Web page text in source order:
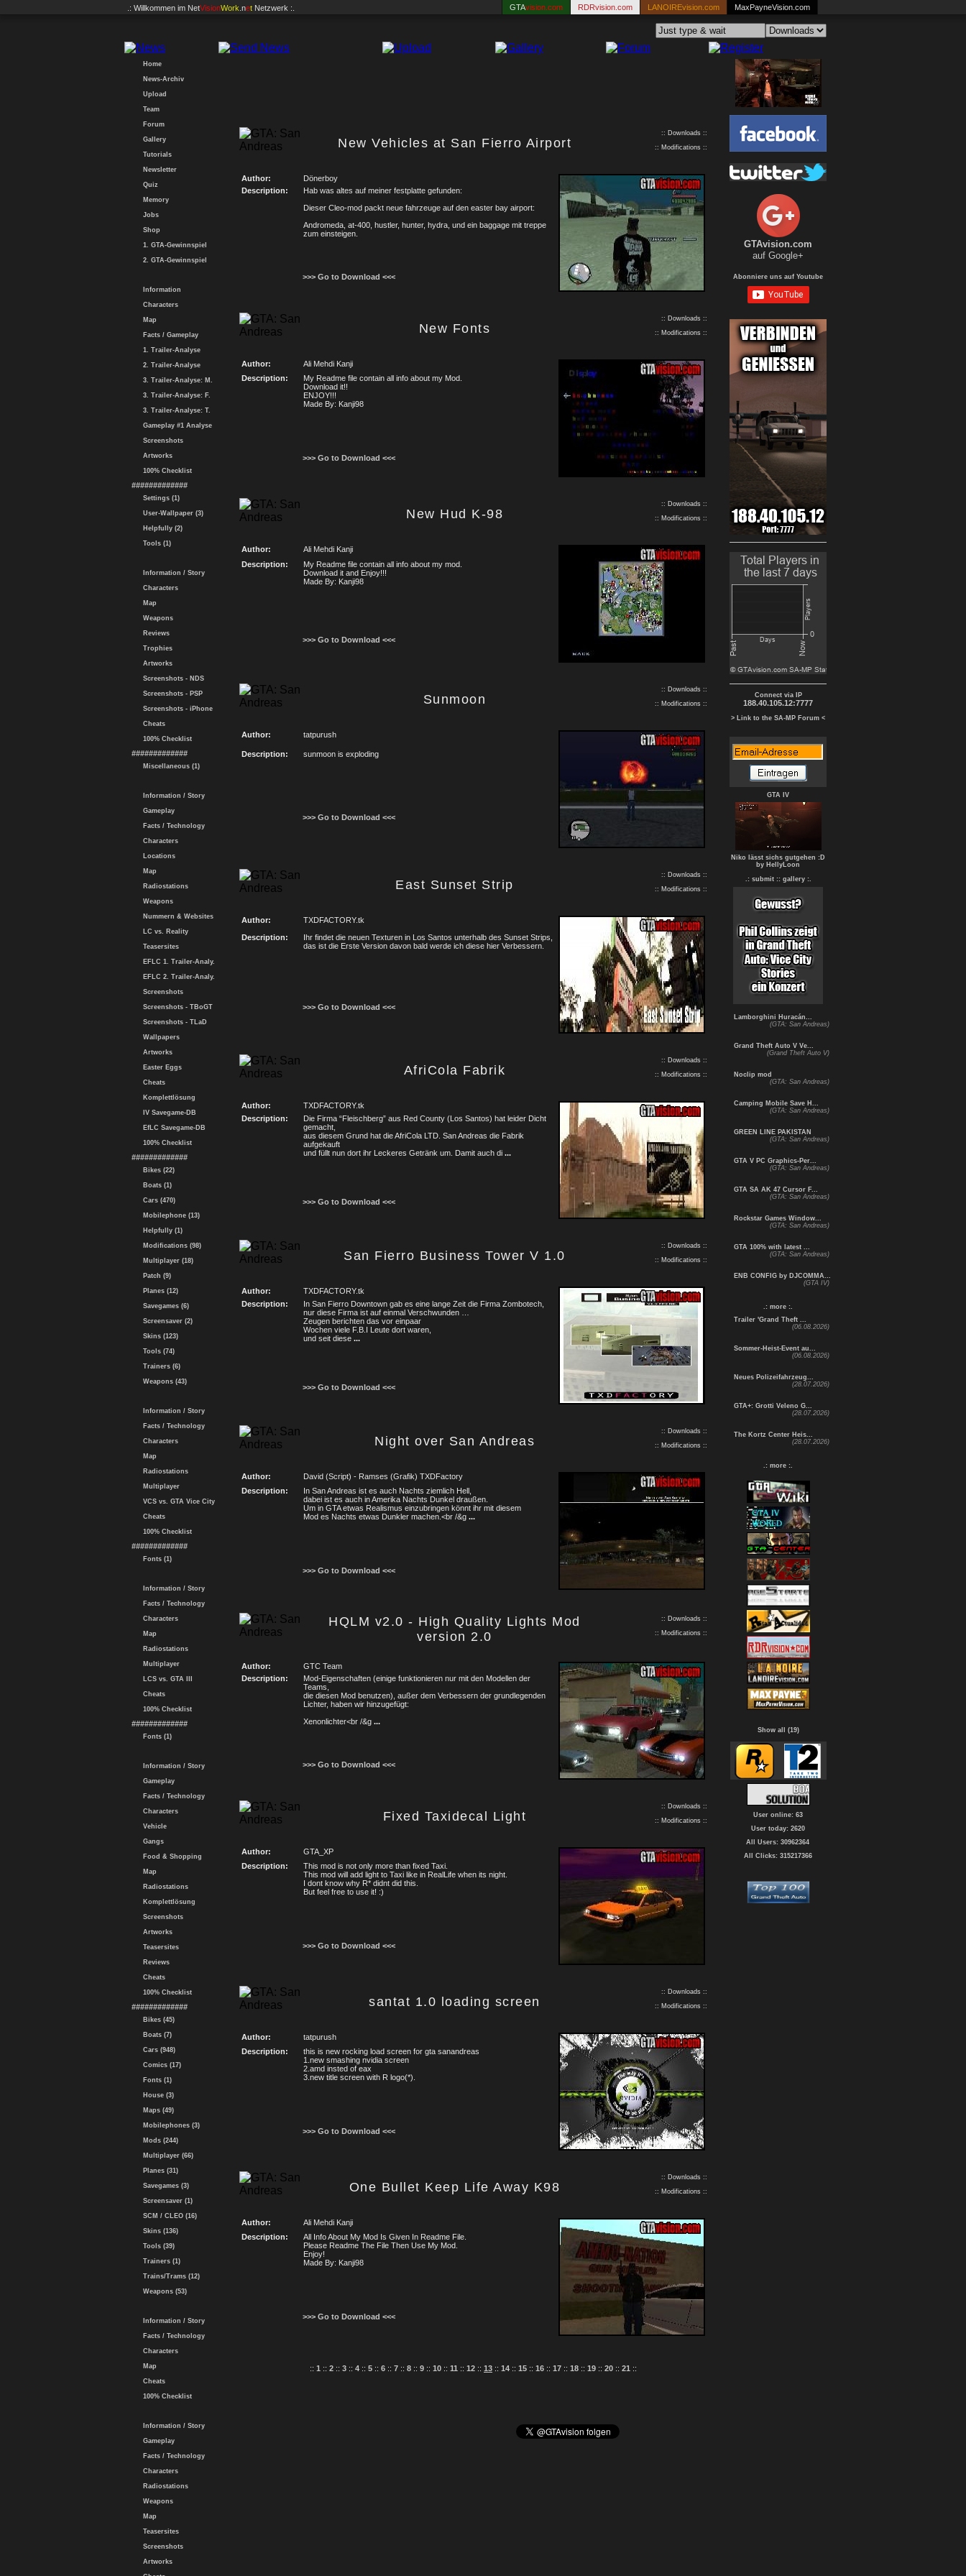
.: Willkommen im NetVisionWork .net Netzwerk :. GTAvision.com RDRvision.com LANOIREvision.com MaxPayneVision.com
Home
News-Archiv
Upload
Team
Forum
Gallery
Tutorials
Newsletter
Quiz
Memory
Jobs
Shop
1. GTA-Gewinnspiel
2. GTA-Gewinnspiel
Information
Characters
Map
Facts / Gameplay
1. Trailer-Analyse
2. Trailer-Analyse
3. Trailer-Analyse: M.
3. Trailer-Analyse: F.
3. Trailer-Analyse: T.
Gameplay #1 Analyse
Screenshots
Artworks
100% Checklist
#############
Settings (1)
User-Wallpaper (3)
Helpfully (2)
Tools (1)
Information / Story
Characters
Map
Weapons
Reviews
Trophies
Artworks
Screenshots - NDS
Screenshots - PSP
Screenshots - iPhone
Cheats
100% Checklist
#############
Miscellaneous (1)
Information / Story
Gameplay
Facts / Technology
Characters
Locations
Map
Radiostations
Weapons
Nummern & Websites
LC vs. Reality
Teasersites
EFLC 1. Trailer-Analy.
EFLC 2. Trailer-Analy.
Screenshots
Screenshots - TBoGT
Screenshots - TLaD
Wallpapers
Artworks
Easter Eggs
Cheats
Komplettlösung
IV Savegame-DB
EfLC Savegame-DB
100% Checklist
#############
Bikes (22)
Boats (1)
Cars (470)
Mobilephone (13)
Helpfully (1)
Modifications (98)
Multiplayer (18)
Patch (9)
Planes (12)
Savegames (6)
Screensaver (2)
Skins (123)
Tools (74)
Trainers (6)
Weapons (43)
Information / Story
Facts / Technology
Characters
Map
Radiostations
Multiplayer
VCS vs. GTA Vice City
Cheats
100% Checklist
#############
Fonts (1)
Information / Story
Facts / Technology
Characters
Map
Radiostations
Multiplayer
LCS vs. GTA III
Cheats
100% Checklist
#############
Fonts (1)
Information / Story
Gameplay
Facts / Technology
Characters
Vehicle
Gangs
Food & Shopping
Map
Radiostations
Komplettlösung
Screenshots
Artworks
Teasersites
Reviews
Cheats
100% Checklist
#############
Bikes (45)
Boats (7)
Cars (948)
Comics (17)
Fonts (1)
House (3)
Maps (49)
Mobilephones (3)
Mods (244)
Multiplayer (66)
Planes (31)
Savegames (3)
Screensaver (1)
SCM / CLEO (16)
Skins (136)
Tools (39)
Trainers (1)
Trains/Trams (12)
Weapons (53)
Information / Story
Facts / Technology
Characters
Map
Cheats
100% Checklist
Information / Story
Gameplay
Facts / Technology
Characters
Radiostations
Weapons
Map
Teasersites
Screenshots
Artworks
New Vehicles at San Fierro Airport
:: Downloads ::
:: Modifications ::
Author:
Dönerboy
Description:
Hab was altes auf meiner festplatte gefunden:
Dieser Cleo-mod packt neue fahrzeuge auf den easter bay airport:
Andromeda, at-400, hustler, hunter, hydra, und ein baggage mit treppe
zum einsteigen.
>>> Go to Download <<<
New Fonts
:: Downloads ::
:: Modifications ::
Author:
Ali Mehdi Kanji
Description:
My Readme file contain all info about my Mod.
Download it!!
ENJOY!!!
Made By: Kanji98
>>> Go to Download <<<
New Hud K-98
:: Downloads ::
:: Modifications ::
Author:
Ali Mehdi Kanji
Description:
My Readme file contain all info about my mod.
Download it and Enjoy!!!
Made By: Kanji98
>>> Go to Download <<<
Sunmoon
:: Downloads ::
:: Modifications ::
Author: tatpurush
Description: sunmoon is exploding
>>> Go to Download <<<
East Sunset Strip
:: Downloads ::
:: Modifications ::
Author:
TXDFACTORY.tk
Description:
Ihr findet die neuen Texturen in Los Santos unterhalb des Sunset Strips,
das ist die Erste Version davon bald werde ich diese hier Verbessern.
>>> Go to Download <<<
AfriCola Fabrik
:: Downloads ::
:: Modifications ::
Author:
TXDFACTORY.tk
Description:
Die Firma “Fleischberg” aus Red County (Los Santos) hat leider Dicht
gemacht,
aus diesem Grund hat die AfriCola LTD. San Andreas die Fabrik
aufgekauft
und füllt nun dort ihr Leckeres Getränk um. Damit auch di ...
>>> Go to Download <<<
San Fierro Business Tower V 1.0
:: Downloads ::
:: Modifications ::
Author:
TXDFACTORY.tk
Description:
In San Fierro Downtown gab es eine lange Zeit die Firma Zombotech,
nur diese Firma ist auf einmal Verschwunden …
Zeugen berichten das vor einpaar
Wochen viele F.B.I Leute dort waren,
und seit diese ...
>>> Go to Download <<<
Night over San Andreas
:: Downloads ::
:: Modifications ::
Author:
David (Script) - Ramses (Grafik) TXDFactory
Description:
In San Andreas ist es auch Nachts ziemlich Hell,
dabei ist es auch in Amerika Nachts Dunkel draußen.
Um in GTA etwas Realismus einzubringen könnt ihr mit diesem
Mod es Nachts etwas Dunkler machen.<br /&g ...
>>> Go to Download <<<
HQLM v2.0 - High Quality Lights Mod
version 2.0
:: Downloads ::
:: Modifications ::
Author:
GTC Team
Description:
Mod-Eigenschaften (einige funktionieren nur mit den Modellen der
Teams,
die diesen Mod benutzen), außer dem Verbessern der grundlegenden
Lichter, haben wir hinzugefügt:
Xenonlichter<br /&g ...
>>> Go to Download <<<
Fixed Taxidecal Light
:: Downloads ::
:: Modifications ::
Author:
GTA_XP
Description:
This mod is not only more than fixed Taxi.
This mod will add light to Taxi like in RealLife when its night.
I dont know why R* didnt did this.
But feel free to use it! :)
>>> Go to Download <<<
santat 1.0 loading screen
:: Downloads ::
:: Modifications ::
Author:
tatpurush
Description:
this is new rocking load screen for gta sanandreas
1.new smashing nvidia screen
2.amd insted of eax
3.new title screen with R logo(*).
>>> Go to Download <<<
One Bullet Keep Life Away K98
:: Downloads ::
:: Modifications ::
Author:
Ali Mehdi Kanji
Description:
All Info About My Mod Is Given In Readme File.
Please Readme The File Then Use My Mod.
Enjoy!
Made By: Kanji98
>>> Go to Download <<<
:: 1 :: 2 :: 3 :: 4 :: 5 :: 6 :: 7 :: 8 :: 9 :: 10 :: 11 :: 12 :: 13 :: 14 :: 15 :: 16 :: 17 :: 18 :: 19 :: 20 :: 21 ::
GTAvision.com
auf Google+
Abonniere uns auf Youtube
Connect via IP
188.40.105.12:7777
> Link to the SA-MP Forum <
GTA IV
Niko lässt sichs gutgehen :D
by HellyLoon
.: submit : : gallery :.
Lamborghini Huracán...
(GTA: San Andreas)
Grand Theft Auto V Ve...
(Grand Theft Auto V)
Noclip mod
(GTA: San Andreas)
Camping Mobile Save H...
(GTA: San Andreas)
GREEN LINE PAKISTAN
(GTA: San Andreas)
GTA V PC Graphics-Per...
(GTA: San Andreas)
GTA SA AK 47 Cursor F...
(GTA: San Andreas)
Rockstar Games Window...
(GTA: San Andreas)
GTA 100% with latest ...
(GTA: San Andreas)
ENB CONFIG by DJCOMMA...
(GTA IV)
.: more :.
Trailer 'Grand Theft ...
(06.08.2026)
Sommer-Heist-Event au...
(06.08.2026)
Neues Polizeifahrzeug...
(28.07.2026)
GTA+: Grotti Veleno G...
(28.07.2026)
The Kortz Center Heis...
(28.07.2026)
.: more :.
Show all (19)
User online: 63
User today: 2620
All Users: 30962364
All Clicks: 315217366